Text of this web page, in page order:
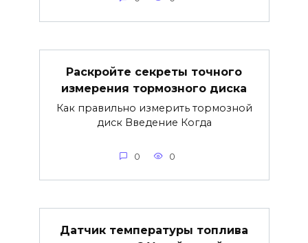
Раскройте секреты точного
измерения тормозного диска
Как правильно измерить тормозной
диск Введение Когда
0 0
Датчик температуры топлива